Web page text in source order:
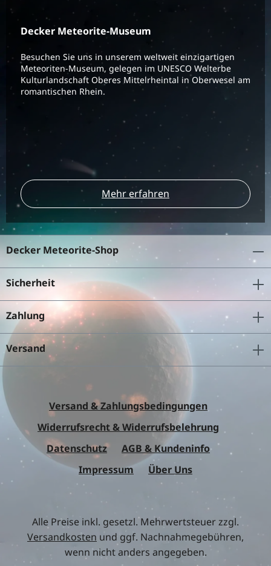
Decker Meteorite-Museum
Besuchen Sie uns in unserem weltweit einzigartigen
Meteoriten-Museum, gelegen im UNESCO Welterbe
Kulturlandschaft Oberes Mittelrheintal in Oberwesel am
romantischen Rhein.
Mehr erfahren
Decker Meteorite-Shop
Sicherheit
Zahlung
Versand
Versand & Zahlungsbedingungen
Widerrufsrecht & Widerrufsbelehrung
Datenschutz
AGB & Kundeninfo
Impressum
Über Uns
Alle Preise inkl. gesetzl. Mehrwertsteuer zzgl.
Versandkosten und ggf. Nachnahmegebühren,
wenn nicht anders angegeben.